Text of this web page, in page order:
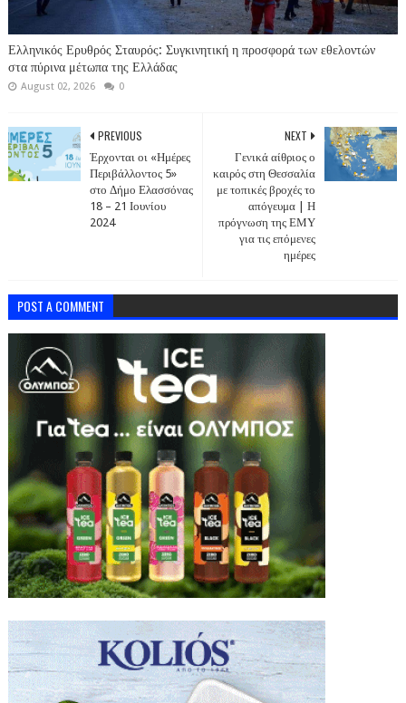
Ελληνικός Ερυθρός Σταυρός: Συγκινητική η προσφορά των εθελοντών
στα πύρινα μέτωπα της Ελλάδας
August 02, 2026 0
NEXT
Γενικά αίθριος ο
καιρός στη Θεσσαλία
με τοπικές βροχές το
απόγευμα | Η
πρόγνωση της ΕΜΥ
για τις επόμενες
ημέρες
PREVIOUS
Έρχονται οι «Ημέρες
Περιβάλλοντος 5»
στο Δήμο Ελασσόνας
18 – 21 Ιουνίου
2024
POST A COMMENT